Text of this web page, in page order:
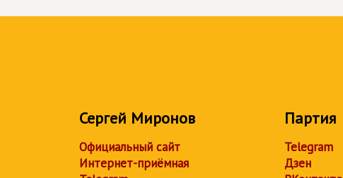
Сергей Миронов
Официальный сайт
Интернет-приёмная
Партия
Telegram
Дзен